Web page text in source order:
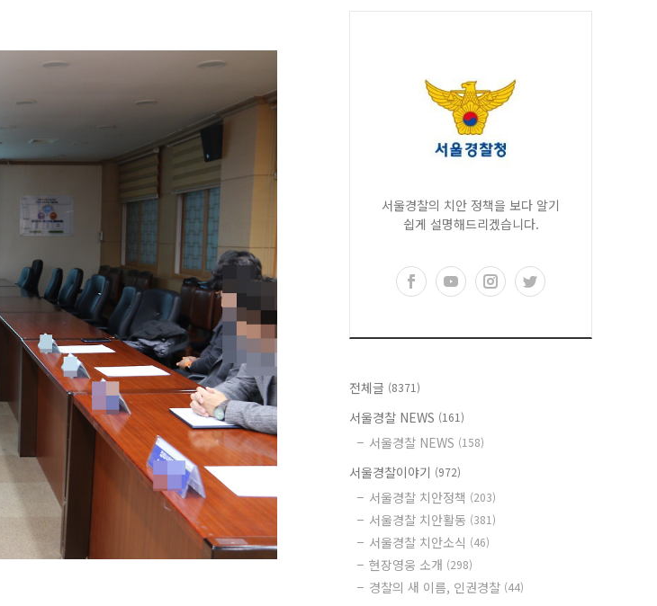
서울경찰의 치안 정책을 보다 알기
쉽게 설명해드리겠습니다.
전체글 (8371)
서울경찰 NEWS (161)
서울경찰 NEWS (158)
서울경찰이야기 (972)
서울경찰 치안정책 (203)
서울경찰 치안활동 (381)
서울경찰 치안소식 (46)
현장영웅 소개 (298)
경찰의 새 이름, 인권경찰 (44)